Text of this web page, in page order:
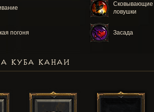
Сковывающие
ловушки
погоня Засада
КУБА КАНАИ